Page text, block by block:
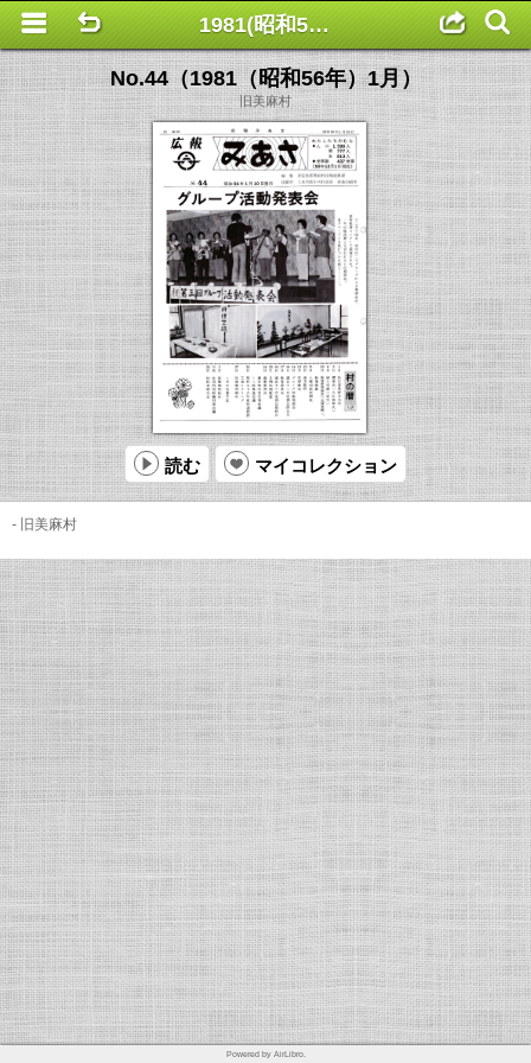
This is a completely basic popup, no options set.
1981(昭和56年) No.44～52
No.44（1981（昭和56年）1月）
旧美麻村
読む マイコレクション
- 旧美麻村
Powered by AirLibro.